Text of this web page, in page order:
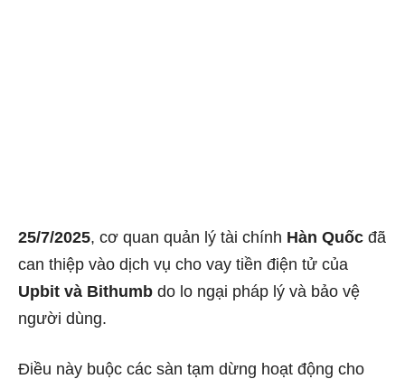
25/7/2025, cơ quan quản lý tài chính Hàn Quốc đã
can thiệp vào dịch vụ cho vay tiền điện tử của
Upbit và Bithumb do lo ngại pháp lý và bảo vệ
người dùng.
Điều này buộc các sàn tạm dừng hoạt động cho